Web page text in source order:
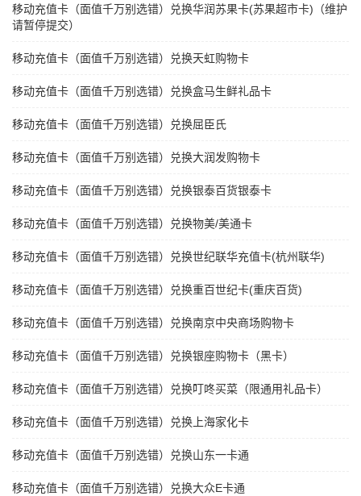
移动充值卡（面值千万别选错）兑换华润苏果卡(苏果超市卡)（维护
请暂停提交）
移动充值卡（面值千万别选错）兑换天虹购物卡
移动充值卡（面值千万别选错）兑换盒马生鲜礼品卡
移动充值卡（面值千万别选错）兑换屈臣氏
移动充值卡（面值千万别选错）兑换大润发购物卡
移动充值卡（面值千万别选错）兑换银泰百货银泰卡
移动充值卡（面值千万别选错）兑换物美/美通卡
移动充值卡（面值千万别选错）兑换世纪联华充值卡(杭州联华)
移动充值卡（面值千万别选错）兑换重百世纪卡(重庆百货)
移动充值卡（面值千万别选错）兑换南京中央商场购物卡
移动充值卡（面值千万别选错）兑换银座购物卡（黑卡）
移动充值卡（面值千万别选错）兑换叮咚买菜（限通用礼品卡）
移动充值卡（面值千万别选错）兑换上海家化卡
移动充值卡（面值千万别选错）兑换山东一卡通
移动充值卡（面值千万别选错）兑换大众E卡通